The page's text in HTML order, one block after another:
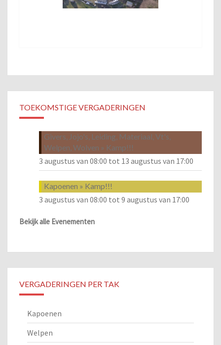
TOEKOMSTIGE VERGADERINGEN
Givers, Jojo's, Leiding, Materiaal, Vt's,
Welpen, Wolven » Kamp!!!
3 augustus van 08:00 tot 13 augustus van 17:00
Kapoenen » Kamp!!!
3 augustus van 08:00 tot 9 augustus van 17:00
Bekijk alle Evenementen
VERGADERINGEN PER TAK
Kapoenen
Welpen